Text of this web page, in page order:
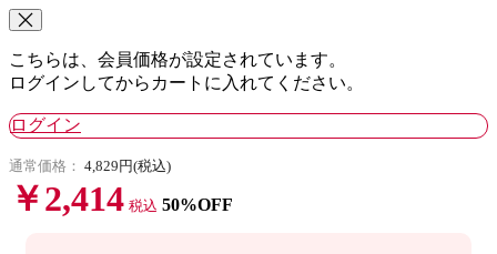
こちらは、会員価格が設定されています。
ログインしてからカートに入れてください。
ログイン
通常価格： 4,829円(税込)
￥2,414 税込 50%OFF